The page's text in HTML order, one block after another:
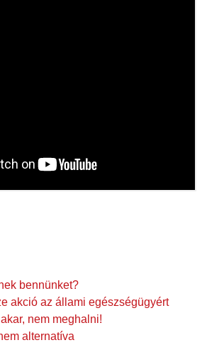
bennünket?
akció az állami egészségügyért
nem meghalni!
alternatíva